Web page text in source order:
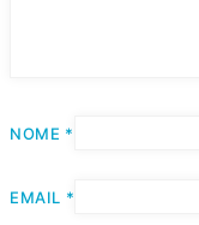
NOME *
EMAIL *